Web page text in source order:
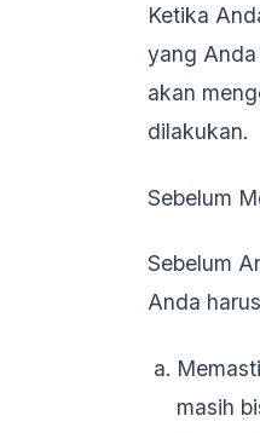
Ketika
yang
akan
dilakukan.
Sebelum
Sebelum
Anda
masih